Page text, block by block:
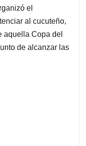
el
al cucuteño,
aquella Copa del
de alcanzar las